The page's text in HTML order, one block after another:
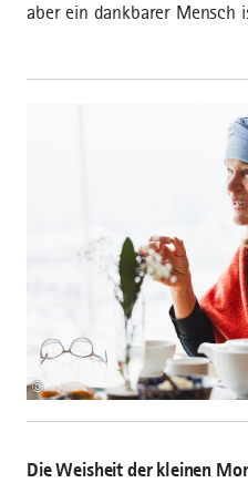
aber ein dankbarer Mensch
©
Die Weisheit der kleinen